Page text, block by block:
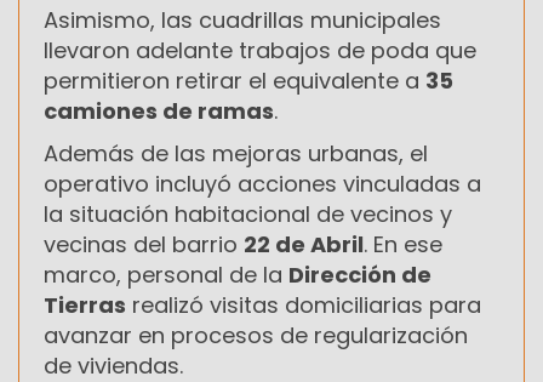
Asimismo, las cuadrillas municipales
llevaron adelante trabajos de poda que
permitieron retirar el equivalente a 35
camiones de ramas.
Además de las mejoras urbanas, el
operativo incluyó acciones vinculadas a
la situación habitacional de vecinos y
vecinas del barrio 22 de Abril. En ese
marco, personal de la Dirección de
Tierras realizó visitas domiciliarias para
avanzar en procesos de regularización
de viviendas.